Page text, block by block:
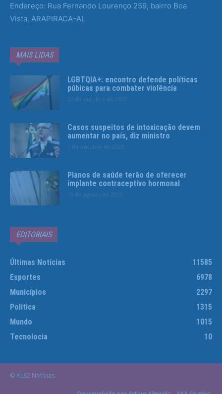
Endereço: Rua Fernando Lourenço 259, bairro Boa
Vista, ARAPIRACA-AL
MAIS LIDAS
LGBTQIA+: encontro defende políticas
púbicas para combater violência
22 de outubro de 2025
Casos suspeitos de intoxicação devem
aumentar no país, diz ministro
1 de outubro de 2025
Planos de saúde terão de oferecer
implante contraceptivo hormonal
13 de agosto de 2025
EDITORIAIS
Últimas Notícias
11585
Esportes
6978
Municípios
2297
Política
1315
Mundo
1015
Tecnolocia
10
© AL82 Notícias.